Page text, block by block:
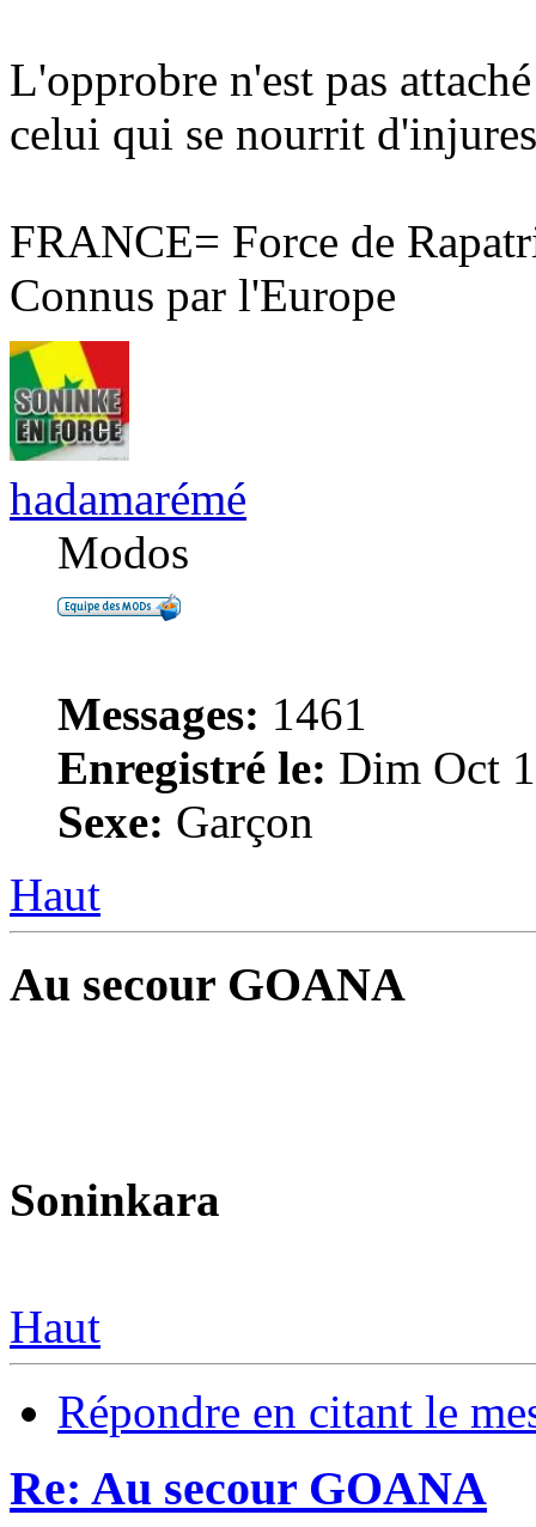
L'opprobre n'est pas
celui qui se nourrit
FRANCE= Force de
Connus par l'Europe
hadamarémé
Modos
Messages: 1461
Enregistré le: Dim Oct
Sexe: Garçon
Haut
Au secour GOANA
Soninkara
Haut
Répondre en citant le
Re: Au secour GOANA